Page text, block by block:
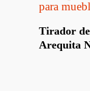
Leer Más
Tirador
Arequita